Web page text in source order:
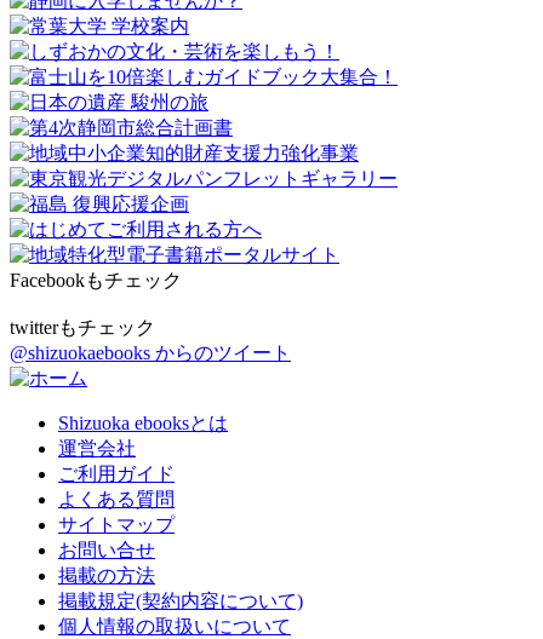
Facebookもチェック
twitterもチェック
@shizuokaebooks からのツイート
Shizuoka ebooksとは
運営会社
ご利用ガイド
よくある質問
サイトマップ
お問い合せ
掲載の方法
掲載規定(契約内容について)
個人情報の取扱いについて